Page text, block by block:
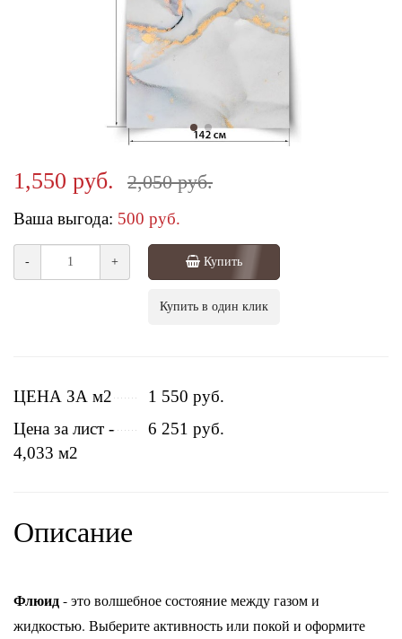
1,550 руб. 2,050 руб.
Ваша выгода: 500 руб.
- + Купить
Купить в один клик
ЦЕНА ЗА м2
1 550 руб.
Цена за лист -
4,033 м2
6 251 руб.
Описание
Флюид- это волшебное состояние между газом и
жидкостью. Выберите активность или покой и оформите